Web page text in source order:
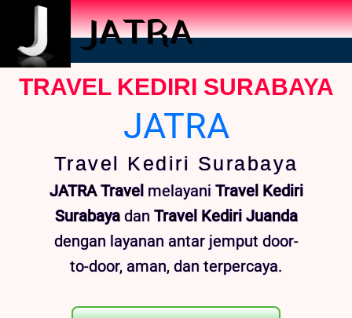
JATRA
TRAVEL KEDIRI SURABAYA
JATRA
Travel Kediri Surabaya
JATRA Travel melayani Travel Kediri
Surabayadan Travel Kediri Juanda
dengan layanan antar jemput door-
to-door, aman, dan terpercaya.